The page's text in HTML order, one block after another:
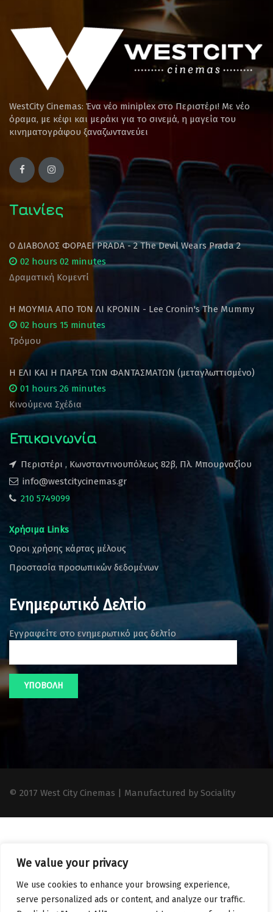
We value your privacy
We use cookies to enhance your browsing experience,
serve personalized ads or content, and analyze our traffic.
WestCity Cinemas: Ένα νέο miniplex στο Περιστέρι! Mε νέο
όραμα, με κέφι και μεράκι για το σινεμά, η μαγεία του
κινηματογράφου ξαναζωντανεύει
Ταινίες
Ο ΔΙΑΒΟΛΟΣ ΦΟΡΑΕΙ PRADA - 2 The Devil Wears Prada 2
02 hours 02 minutes
Δραματική Κομεντί
Η ΜΟΥΜΙΑ ΑΠΟ ΤΟΝ ΛΙ ΚΡΟΝΙΝ - Lee Cronin's The Mummy
02 hours 15 minutes
Τρόμου
Η ΕΛΙ ΚΑΙ Η ΠΑΡΕΑ ΤΩΝ ΦΑΝΤΑΣΜΑΤΩΝ (μεταγλωττισμένο)
01 hours 26 minutes
Κινούμενα Σχέδια
Επικοινωνία
Περιστέρι , Κωνσταντινουπόλεως 82β, Πλ. Μπουρναζίου
info@westcitycinemas.gr
210 5749099
Χρήσιμα Links
Όροι χρήσης κάρτας μέλους
Προστασία προσωπικών δεδομένων
Ενημερωτικό Δελτίο
Εγγραφείτε στο ενημερωτικό μας δελτίο
© 2017 West City Cinemas | Manufactured by Sociality